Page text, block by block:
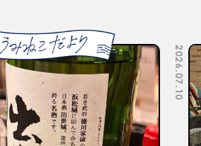
2026.07.10